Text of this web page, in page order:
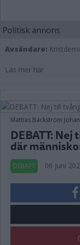
Politisk annons
Avsändare:
Läs mer här
Mattias Bäckström
DEBATT:
där
DEBATT 06 juni